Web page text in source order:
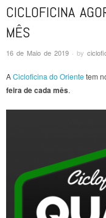
Skip to content
CICLOFICINA
MÊS
16 de Maio de 2019 · by
ACicloficina do Orientetem
feira de cada mês.